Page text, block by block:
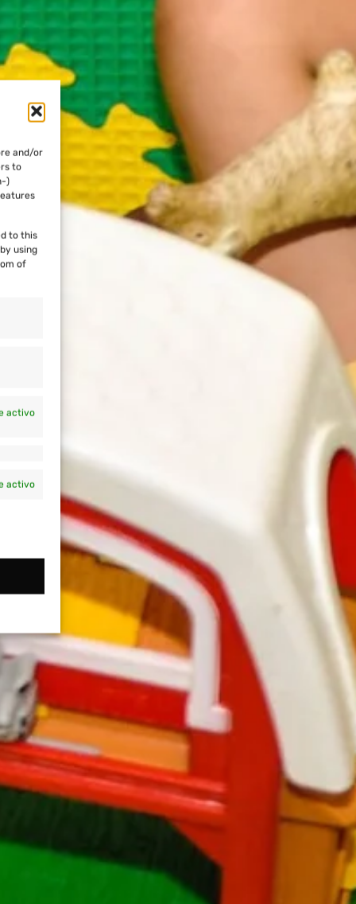
and/or
to
)
to this
using
of
activo
activo